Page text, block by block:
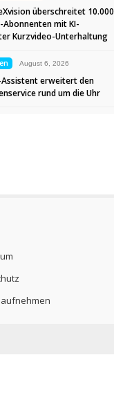
überschreitet 10.000
Abonnenten mit KI-
Kurzvideo-Unterhaltung
August 6, 2026
Assistent erweitert den
rund um die Uhr